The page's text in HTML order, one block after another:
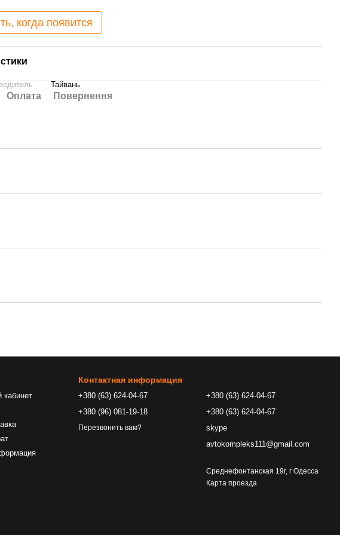
когда появится
Тайвань
Оплата Повернення
кабинет
Контактная информация
+380 (63) 624-04-67
+380 (96) 081-19-18
Перезвонить вам?
+380 (63) 624-04-67
+380 (63) 624-04-67
skype
avtokompleks111@gmail.com
Среднефонтанская 19г, г Одесса
Карта проезда